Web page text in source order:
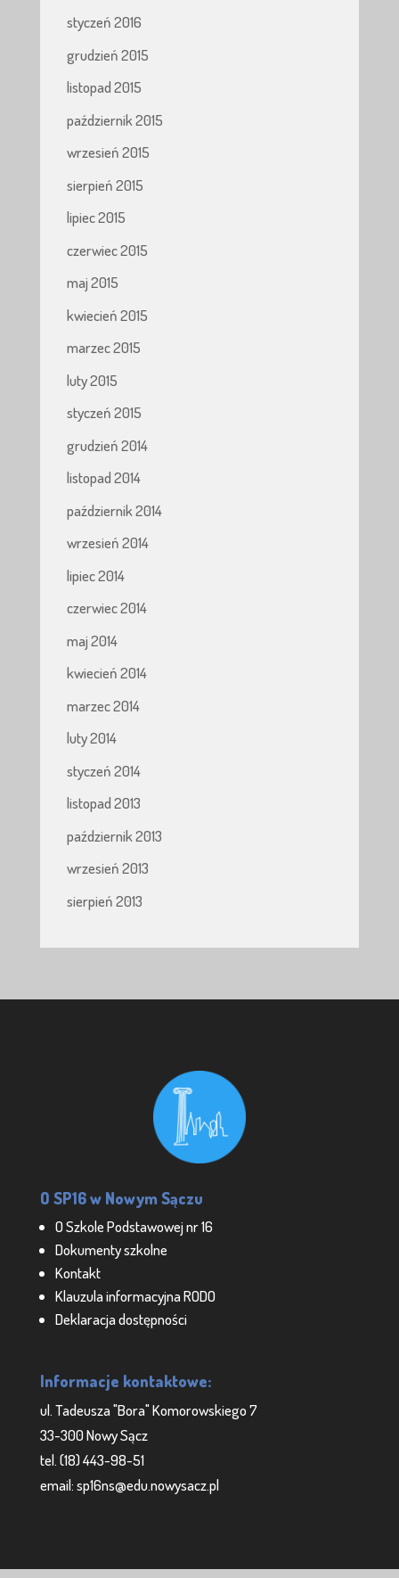
styczeń 2016
grudzień 2015
listopad 2015
październik 2015
wrzesień 2015
sierpień 2015
lipiec 2015
czerwiec 2015
maj 2015
kwiecień 2015
marzec 2015
luty 2015
styczeń 2015
grudzień 2014
listopad 2014
październik 2014
wrzesień 2014
lipiec 2014
czerwiec 2014
maj 2014
kwiecień 2014
marzec 2014
luty 2014
styczeń 2014
listopad 2013
październik 2013
wrzesień 2013
sierpień 2013
O SP16 w Nowym Sączu
O Szkole Podstawowej nr 16
Dokumenty szkolne
Kontakt
Klauzula informacyjna RODO
Deklaracja dostępności
Informacje kontaktowe:
ul. Tadeusza "Bora" Komorowskiego 7
33-300 Nowy Sącz
tel. (18) 443-98-51
email: sp16ns@edu.nowysacz.pl